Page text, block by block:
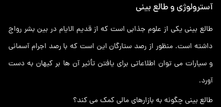
آسترولوژی و طالع بینی
طالع بینی یکی از علوم جذابی است که از قدیم الایام در بین بشر رواج
داشته است. منظور از رصد ستارگان این است که با رصد اجرام آسمانی
و سیارات می توان اطلاعاتی برای یافتن تأثیر آن ها بر کیهان به دست
آورد.
طالع بینی چگونه به بازارهای مالی کمک می کند؟